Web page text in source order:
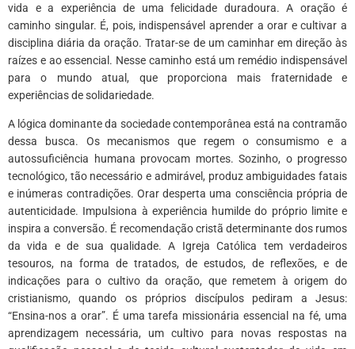
vida e a experiência de uma felicidade duradoura. A oração é
caminho singular. É, pois, indispensável aprender a orar e cultivar a
disciplina diária da oração. Tratar-se de um caminhar em direção às
raízes e ao essencial. Nesse caminho está um remédio indispensável
para o mundo atual, que proporciona mais fraternidade e
experiências de solidariedade.
A lógica dominante da sociedade contemporânea está na contramão
dessa busca. Os mecanismos que regem o consumismo e a
autossuficiência humana provocam mortes. Sozinho, o progresso
tecnológico, tão necessário e admirável, produz ambiguidades fatais
e inúmeras contradições. Orar desperta uma consciência própria de
autenticidade. Impulsiona à experiência humilde do próprio limite e
inspira a conversão. É recomendação cristã determinante dos rumos
da vida e de sua qualidade. A Igreja Católica tem verdadeiros
tesouros, na forma de tratados, de estudos, de reflexões, e de
indicações para o cultivo da oração, que remetem à origem do
cristianismo, quando os próprios discípulos pediram a Jesus:
“Ensina-nos a orar”. É uma tarefa missionária essencial na fé, uma
aprendizagem necessária, um cultivo para novas respostas na